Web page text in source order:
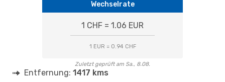
Wechselrate
1 CHF = 1.06 EUR
1 EUR = 0.94 CHF
Zuletzt geprüft am Sa., 8.08.
Entfernung: 1417 kms